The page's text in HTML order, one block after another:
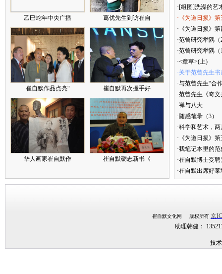
乙巳蛇年中央广播 葛优先生到访崔自
崔自默作品点亮“ 崔自默再次握手好
华人画家崔自默作 崔自默砺志新书《
·[组图]洗澡的艺
·《为道日损》
·《为道日损》
·范曾研究举隅（
·范曾研究举隅（
·<章草>(上)
·关于范曾先生
·与范曾先生“合
·范曾先生《奇
·禅与八大
·随感笔录（3）
·科学和艺术，
·《为道日损》
·我笔记本里的
·崔自默博士受
·崔自默出席好
崔自默文化网 版权所有 京
助理韩健：
技